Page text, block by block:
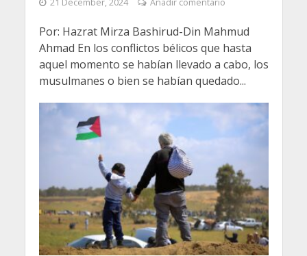
Por: Hazrat Mirza Bashirud-Din Mahmud
Ahmad En los conflictos bélicos que hasta
aquel momento se habían llevado a cabo, los
musulmanes o bien se habían quedado...